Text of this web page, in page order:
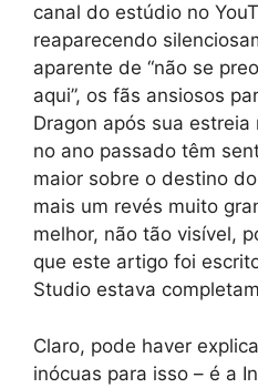
canal do estúdio no
reaparecendo
aparente de “não se
aqui”, os fãs ansiosos
Dragon após sua
no ano passado têm
maior sobre o destino
mais um revés muito
melhor, não tão visível,
que este artigo foi
Studio estava
Claro, pode haver
inócuas para isso – é a